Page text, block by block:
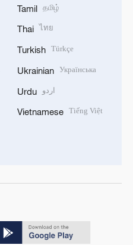
Tamil தமிழ்
Thai ไทย
Turkish Türkçe
Ukrainian Українська
Urdu اردو
Vietnamese Tiếng Việt